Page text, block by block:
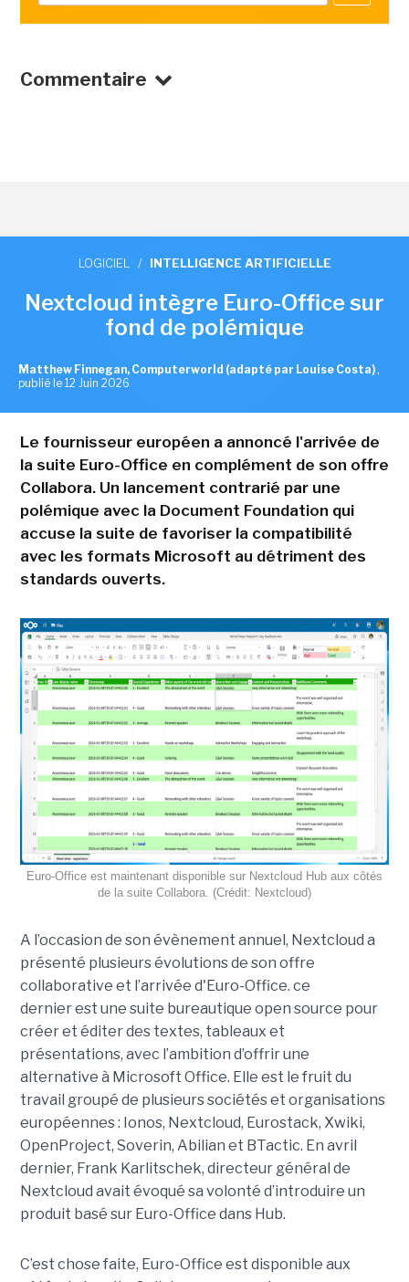
Commentaire
LOGICIEL / INTELLIGENCE ARTIFICIELLE
Nextcloud intègre Euro-Office sur
fond de polémique
Matthew Finnegan, Computerworld (adapté par Louise Costa) ,
publié le 12 Juin 2026
Le fournisseur européen a annoncé l'arrivée de
la suite Euro-Office en complément de son offre
Collabora. Un lancement contrarié par une
polémique avec la Document Foundation qui
accuse la suite de favoriser la compatibilité
avec les formats Microsoft au détriment des
standards ouverts.
Euro-Office est maintenant disponible sur Nextcloud Hub aux côtés
de la suite Collabora. (Crédit: Nextcloud)
A l’occasion de son évènement annuel, Nextcloud a
présenté plusieurs évolutions de son offre
collaborative et l’arrivée d'Euro-Office. ce
dernier est une suite bureautique open source pour
créer et éditer des textes, tableaux et
présentations, avec l’ambition d’offrir une
alternative à Microsoft Office. Elle est le fruit du
travail groupé de plusieurs sociétés et organisations
européennes : Ionos, Nextcloud, Eurostack, Xwiki,
OpenProject, Soverin, Abilian et BTactic. En avril
dernier, Frank Karlitschek, directeur général de
Nextcloud avait évoqué sa volonté d’introduire un
produit basé sur Euro-Office dans Hub.
C’est chose faite, Euro-Office est disponible aux